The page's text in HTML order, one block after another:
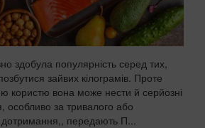
здобула популярність серед тих,
зайвих кілограмів. Проте
користю вона може нести й серйозні
особливо за тривалого або
передають П...